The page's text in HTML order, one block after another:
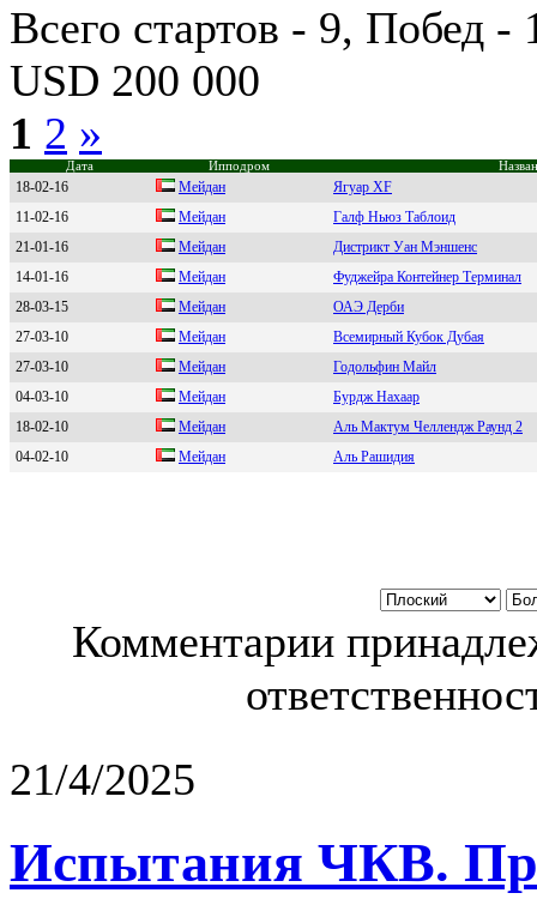
Всего стартов - 9, Побед
USD 200 000
1 2 »
Дата Ипподром
18-02-16 Mейдaн
Ягуар XF
11-02-16
Мейдaн
Галф Ньюз Таблоид
21-01-16
Мейдан
Дистрикт Уан Мэншенс
14-01-16
Meйдaн
Фуджейра Контейнер Терминал
28-03-15
Mейдaн
ОАЭ Дерби
27-03-10
Meйдан
Всемирный Кубок Дубая
27-03-10
Mейдан
Годольфин Майл
04-03-10
Meйдaн
Бурдж Нахаар
18-02-10
Meйдaн
Аль Мактум Челлендж Раунд 2
04-02-10
Meйдaн Аль Рашидия
Комментарии
21/4/2025
Испытания ЧКВ.